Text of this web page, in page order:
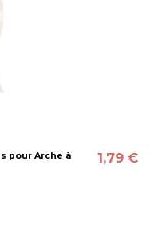
pour Arche à
1,79 €